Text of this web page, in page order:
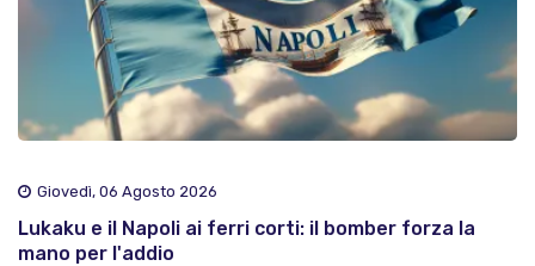
Giovedì, 06 Agosto 2026
Lukaku e il Napoli ai ferri corti: il bomber forza la
mano per l'addio